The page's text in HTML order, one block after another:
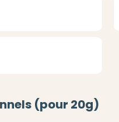
(pour 20g)